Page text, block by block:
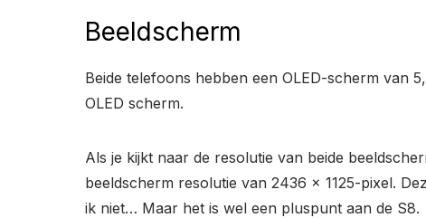
Beeldscherm
Beide telefoons hebben een OLED-scherm van
OLED scherm.
Als je kijkt naar de resolutie van beide
beeldscherm resolutie van 2436 x 1125-pixel.
ik niet… Maar het is wel een pluspunt aan de S8.